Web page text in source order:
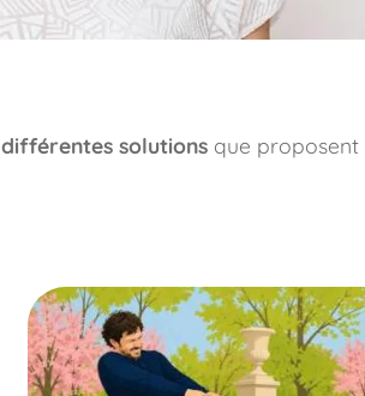
différentes solutionsque proposent